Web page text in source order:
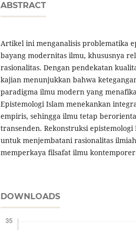
ABSTRACT
Artikel ini menganalisis problematika
bayang modernitas ilmu, khususnya
rasionalitas. Dengan pendekatan
kajian menunjukkan bahwa
paradigma ilmu modern yang
Epistemologi Islam menekankan
empiris, sehingga ilmu tetap
transenden. Rekonstruksi
untuk menjembatani rasionalitas
memperkaya filsafat ilmu
DOWNLOADS